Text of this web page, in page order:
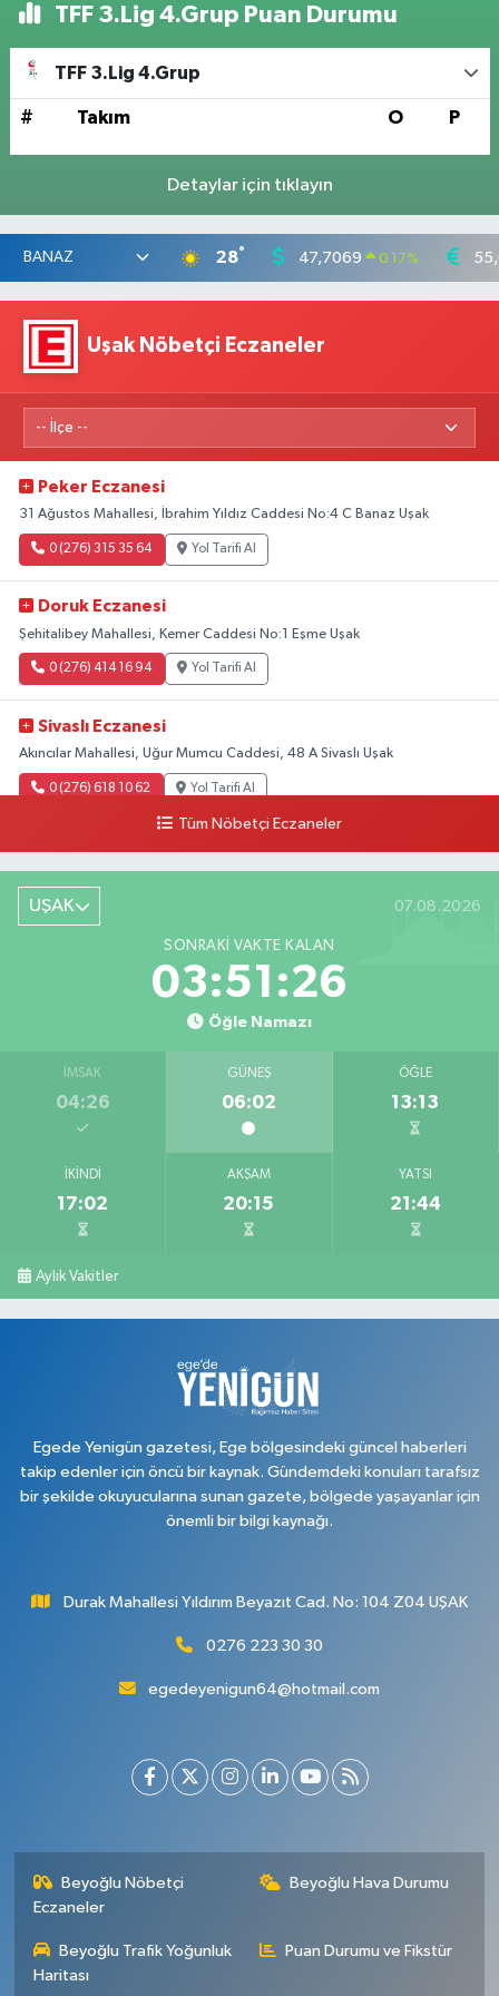
TFF 3.Lig 4.Grup Puan Durumu
TFF 3.Lig 4.Grup
# Takım O P
Detaylar için tıklayın
28° 47,7069 0.17%
Uşak Nöbetçi Eczaneler
Peker Eczanesi
31 Ağustos Mahallesi, İbrahim Yıldız Caddesi No:4 C Banaz Uşak
0 (276) 315 35 64 Yol Tarifi Al
Doruk Eczanesi
Şehitalibey Mahallesi, Kemer Caddesi No:1 Eşme Uşak
0 (276) 414 16 94 Yol Tarifi Al
Sivaslı Eczanesi
Akıncılar Mahallesi, Uğur Mumcu Caddesi, 48 A Sivaslı Uşak
0 (276) 618 10 62 Yol Tarifi Al
Camikebir Mahallesi, Hürriyet Caddesi No:51 A Ulubey Uşak
0 (276) 716 14 02
Barış Eczanesi
Konak Mahallesi, İnönü Caddesi, No:2 Karahallı Uşak
Yol Tarifi Al
Atatürk Mahallesi, 2. Saçma Sokak No:5 Merkez Uşak
Ege Hayat Eczanesi
Mehmet Akif Ersoy Mahallesi, Şehit İsmail Çetin Sokak No:45 Merkez
Dikilitaş Mahallesi, Camii Sokak No:7 A Merkez Uşak
Yol Tarifi Al
Tüm Nöbetçi Eczaneler
UŞAK 07.08.2026
SONRAKI VAKTE KALAN
03:51:25
Öğle Namazı
İMSAK
04:26
GÜNEŞ
06:02
ÖĞLE
13:13
İKINDI
17:02
AKŞAM
20:15
YATSI
21:44
Aylık Vakitler
Egede Yenigün gazetesi, Ege bölgesindeki güncel haberleri
takip edenler için öncü bir kaynak. Gündemdeki konuları tarafsız
bir şekilde okuyucularına sunan gazete, bölgede yaşayanlar için
önemli bir bilgi kaynağı.
Durak Mahallesi Yıldırım Beyazıt Cad. No: 104 Z04 UŞAK
0276 223 30 30
egedeyenigun64@hotmail.com
Beyoğlu Nöbetçi
Eczaneler
Beyoğlu Hava Durumu
Beyoğlu Trafik Yoğunluk
Haritası
Puan Durumu ve Fikstür